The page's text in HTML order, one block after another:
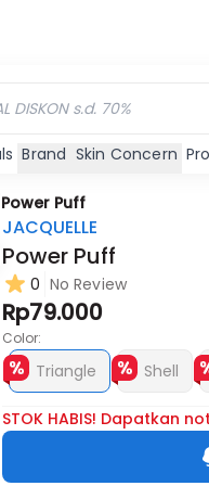
Brand Skin Concern
Power Puff
Habis
JACQUELLE
Power Puff
0 No Review
Rp79.000
Color:
Triangle Shell
STOK HABIS! Dapatkan